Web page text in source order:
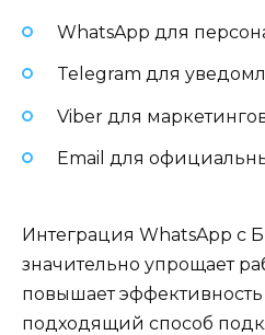
WhatsApp для
Telegram для
Viber для
Email для
Интеграция WhatsApp с
значительно упрощает
повышает
подходящий способ